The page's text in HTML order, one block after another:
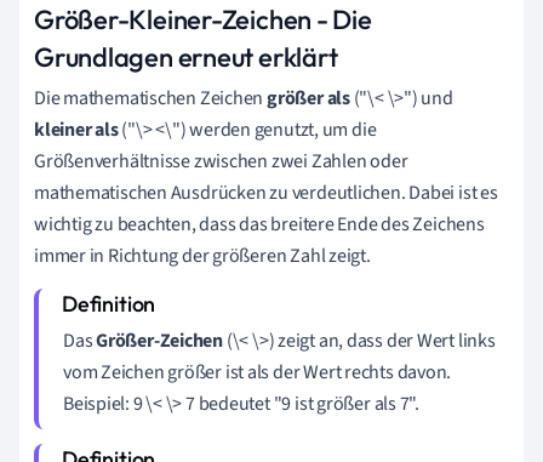
Größer-Kleiner-Zeichen - Die
Grundlagen erneut erklärt
Die mathematischen Zeichengrößer als("\< \>") und
kleiner als("\> <\") werden genutzt, um die
Größenverhältnisse zwischen zwei Zahlen oder
mathematischen Ausdrücken zu verdeutlichen. Dabei ist es
wichtig zu beachten, dass das breitere Ende des Zeichens
immer in Richtung der größeren Zahl zeigt.
DasGrößer-Zeichen(\< \>) zeigt an, dass der Wert links
vom Zeichen größer ist als der Wert rechts davon.
Beispiel: 9 \< \> 7 bedeutet "9 ist größer als 7".